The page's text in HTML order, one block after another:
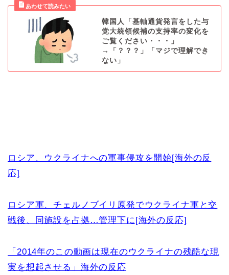
韓国人「基軸通貨発言をした与
党大統領候補の支持率の変化を
ご覧ください・・・」
→「？？？」「マジで理解でき
ない」
ロシア、ウクライナへの軍事侵攻を開始[海外の反
応]
ロシア軍、チェルノブイリ原発でウクライナ軍と交
戦後、同施設を占拠…管理下に[海外の反応]
「2014年のこの動画は現在のウクライナの残酷な現
実を想起させる」海外の反応